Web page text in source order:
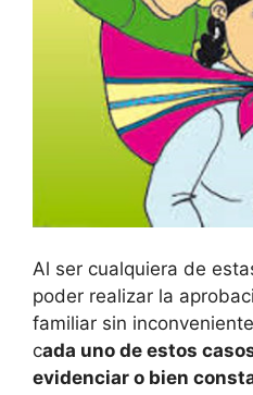
Al ser cualquiera de
poder realizar la
familiar sin
cada uno de estos
evidenciar o bien